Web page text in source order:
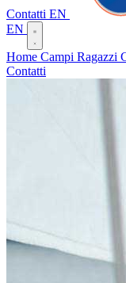
Contatti EN
EN
Home Campi Ragazzi
Contatti